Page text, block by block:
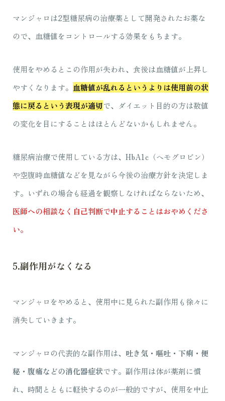
マンジャロは2型糖尿病の治療薬として開発されたお薬な
ので、血糖値をコントロールする効果をもちます。
使用をやめるとこの作用が失われ、食後は血糖値が上昇し
やすくなります。 血糖値が乱れるというよりは使用前の状
態に戻るという表現が適切で、ダイエット目的の方は数値
の変化を目にすることはほとんどないかもしれません。
糖尿病治療で使用している方は、HbA1c（ヘモグロビン）
や空腹時血糖値などを見ながら今後の治療方針を決定しま
す。いずれの場合も経過を観察しなければならないため、
医師への相談なく自己判断で中止することはおやめくださ
い。
5.副作用がなくなる
マンジャロをやめると、使用中に見られた副作用も徐々に
消失していきます。
マンジャロの代表的な副作用は、 吐き気・嘔吐・下痢・便
秘・腹痛などの消化器症状です。副作用は体が薬剤に慣
れ、時間とともに軽快するのが一般的ですが、使用を中止